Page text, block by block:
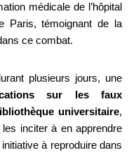
médicale de l’hôpital
Paris, témoignant de la
ce combat.
plusieurs jours, une
sur les faux
universitaire,
inciter à en apprendre
à reproduire dans